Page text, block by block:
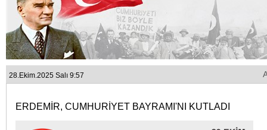
28.Ekim.2025 Salı 9:57
ERDEMİR, CUMHURİYET BAYRAMI'NI KUTLADI